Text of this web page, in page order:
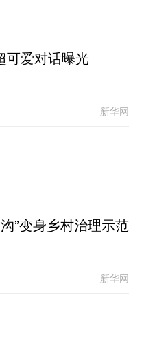
可爱对话曝光
新华网
沟”变身乡村治理示范
新华网